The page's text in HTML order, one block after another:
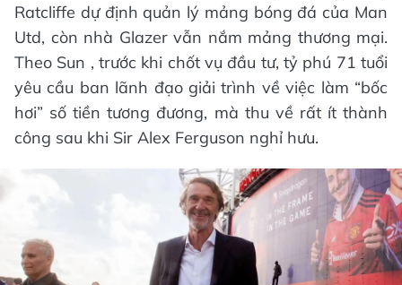
Ratcliffe dự định quản lý mảng bóng đá của Man
Utd, còn nhà Glazer vẫn nắm mảng thương mại.
Theo Sun , trước khi chốt vụ đầu tư, tỷ phú 71 tuổi
yêu cầu ban lãnh đạo giải trình về việc làm “bốc
hơi” số tiền tương đương, mà thu về rất ít thành
công sau khi Sir Alex Ferguson nghỉ hưu.